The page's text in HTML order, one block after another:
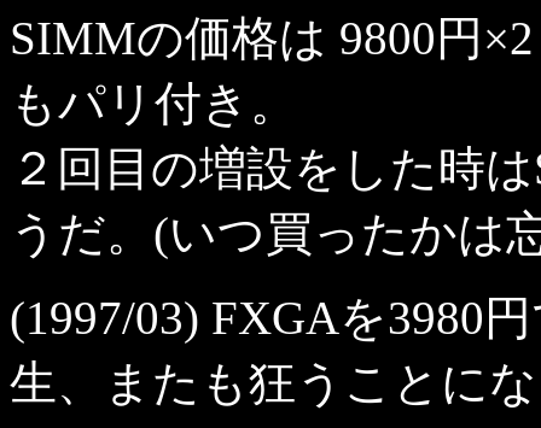
SIMMの価格は 9800円
もパリ付き。
２回目の増設をした時
うだ。(いつ買ったかは
(1997/03) FXGAを3980
生、またも狂うことに